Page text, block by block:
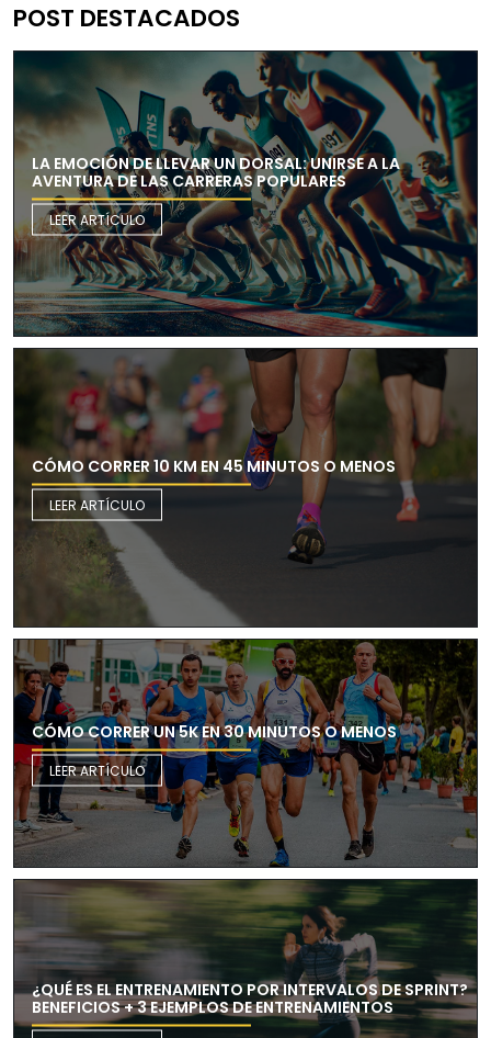
POST DESTACADOS
LA EMOCIÓN DE LLEVAR UN DORSAL: UNIRSE A LA
AVENTURA DE LAS CARRERAS POPULARES
LEER ARTÍCULO
CÓMO CORRER 10 KM EN 45 MINUTOS O MENOS
LEER ARTÍCULO
CÓMO CORRER UN 5K EN 30 MINUTOS O MENOS
LEER ARTÍCULO
¿QUÉ ES EL ENTRENAMIENTO POR INTERVALOS DE SPRINT?
BENEFICIOS + 3 EJEMPLOS DE ENTRENAMIENTOS